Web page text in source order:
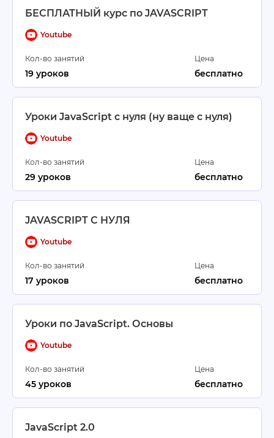
БЕСПЛАТНЫЙ курс по JAVASCRIPT
Youtube
Кол-во занятий
19 уроков
Цена
бесплатно
Уроки JavaScript с нуля (ну ваще с нуля)
Youtube
Кол-во занятий
29 уроков
Цена
бесплатно
JAVASCRIPT С НУЛЯ
Youtube
Кол-во занятий
17 уроков
Цена
бесплатно
Уроки по JavaScript. Основы
Youtube
Кол-во занятий
45 уроков
Цена
бесплатно
JavaScript 2.0